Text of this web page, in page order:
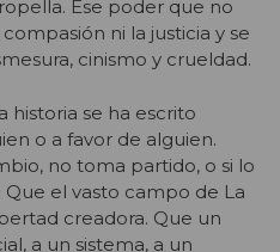
Ese poder que no
ni la justicia y se
cinismo y crueldad.
historia se ha escrito
o a favor de alguien.
no toma partido, o si lo
el vasto campo de La
creadora. Que un
a un sistema, a un